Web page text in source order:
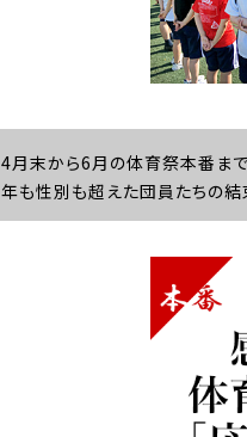
4月末から6月の体育祭本番ま
年も性別も超えた団員たちの結